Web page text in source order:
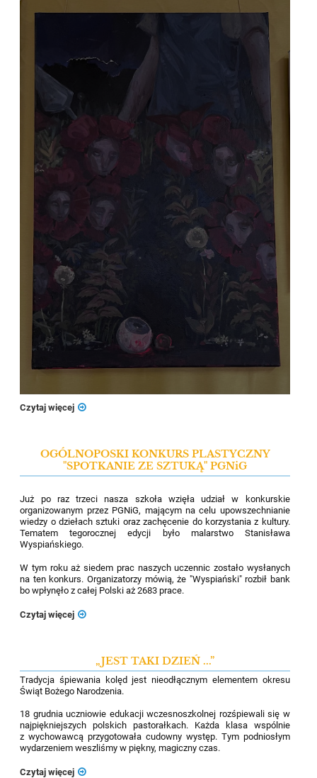
Czytaj więcej
OGÓLNOPOSKI KONKURS PLASTYCZNY
"SPOTKANIE ZE SZTUKĄ" PGNiG
Już po raz trzeci nasza szkoła wzięła udział w konkurskie
organizowanym przez PGNiG, mającym na celu upowszechnianie
wiedzy o dziełach sztuki oraz zachęcenie do korzystania z kultury.
Tematem tegorocznej edycji było malarstwo Stanisława
Wyspiańskiego.
W tym roku aż siedem prac naszych uczennic zostało wysłanych
na ten konkurs. Organizatorzy mówią, że "Wyspiański" rozbił bank
bo wpłynęło z całej Polski aż 2683 prace.
Czytaj więcej
„JEST TAKI DZIEŃ ...”
Tradycja śpiewania kolęd jest nieodłącznym elementem okresu
Świąt Bożego Narodzenia.
18 grudnia uczniowie edukacji wczesnoszkolnej rozśpiewali się w
najpiękniejszych polskich pastorałkach. Każda klasa wspólnie
z wychowawcą przygotowała cudowny występ. Tym podniosłym
wydarzeniem weszliśmy w piękny, magiczny czas.
Czytaj więcej